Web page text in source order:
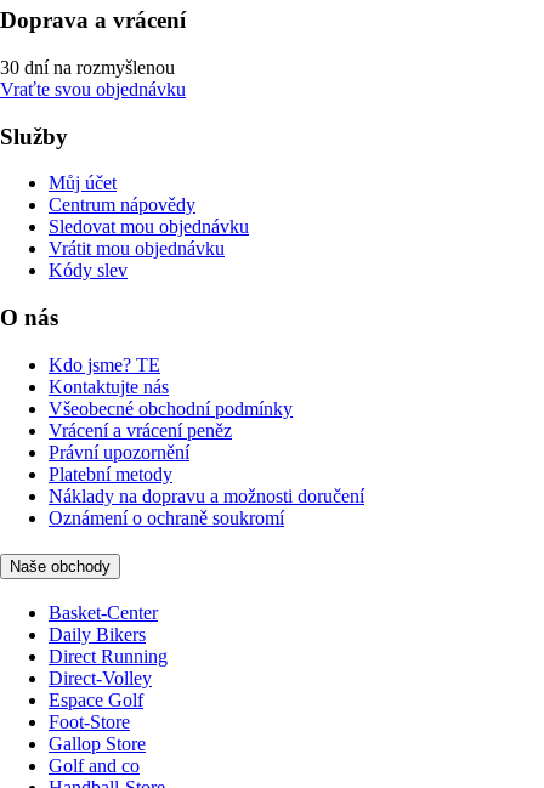
Doprava a vrácení
30 dní na rozmyšlenou
Vraťte svou objednávku
Služby
Můj účet
Centrum nápovědy
Sledovat mou objednávku
Vrátit mou objednávku
Kódy slev
O nás
Kdo jsme? TE
Kontaktujte nás
Všeobecné obchodní podmínky
Vrácení a vrácení peněz
Právní upozornění
Platební metody
Náklady na dopravu a možnosti doručení
Oznámení o ochraně soukromí
Naše obchody
Basket-Center
Daily Bikers
Direct Running
Direct-Volley
Espace Golf
Foot-Store
Gallop Store
Golf and co